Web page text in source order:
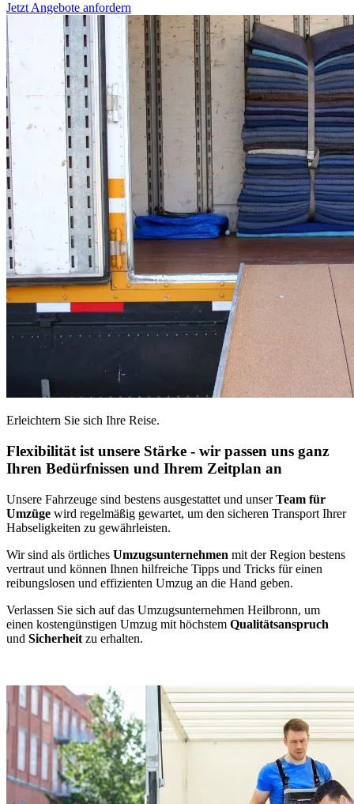
Jetzt Angebote anfordern
Erleichtern Sie sich Ihre Reise.
Flexibilität ist unsere Stärke - wir passen uns ganz
Ihren Bedürfnissen und Ihrem Zeitplan an
Unsere Fahrzeuge sind bestens ausgestattet und unserTeam für
Umzüge wird regelmäßig gewartet, um den sicheren Transport Ihrer
Habseligkeiten zu gewährleisten.
Wir sind als örtliches Umzugsunternehmen mit der Region bestens
vertraut und können Ihnen hilfreiche Tipps und Tricks für einen
reibungslosen und effizienten Umzug an die Hand geben.
Verlassen Sie sich auf das Umzugsunternehmen Heilbronn, um
einen kostengünstigen Umzug mit höchstem Qualitätsanspruch
und Sicherheit zu erhalten.